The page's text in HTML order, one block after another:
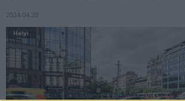
2024.04.20
Helyi